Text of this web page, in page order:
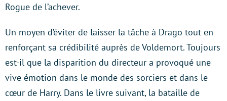
Rogue de l’achever.
Un moyen d’éviter de laisser la tâche à Drago tout en
renforçant sa crédibilité auprès de Voldemort. Toujours
est-il que la disparition du directeur a provoqué une
vive émotion dans le monde des sorciers et dans le
cœur de Harry. Dans le livre suivant, la bataille de